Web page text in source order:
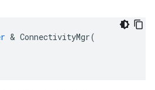
& ConnectivityMgr(